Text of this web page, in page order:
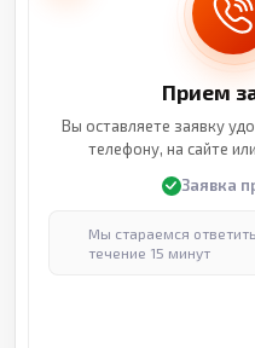
Прием
Вы оставляете заявку
телефону, на сайте
Заявка
Мы стараемся
течение 15 минут